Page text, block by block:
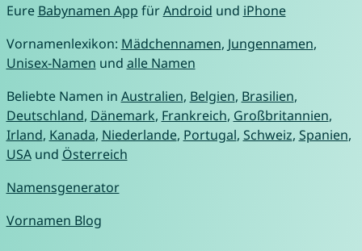
Eure Babynamen App fürAndroid und iPhone
Vornamenlexikon: Mädchennamen, Jungennamen,
Unisex-Namen und alle Namen
Beliebte Namen in Australien, Belgien, Brasilien,
Deutschland, Dänemark, Frankreich, Großbritannien,
Irland, Kanada, Niederlande, Portugal, Schweiz, Spanien,
USAund Österreich
Namensgenerator
Vornamen Blog